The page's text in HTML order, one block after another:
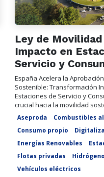
Ley de
Impacto en
Servicio y
España Acelera la
Sostenible: Transformación
Estaciones de Servicio y
crucial hacia la movilidad
Aseproda
Combustibles
Consumo propio
Energías Renovables
Flotas privadas
Hidrógeno
Vehículos eléctricos